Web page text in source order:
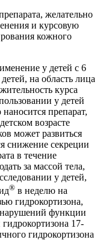
желательно
и курсовую
кожного
у детей с 6
на область лица
курса
у детей
препарат,
возрасте
может развиться
снижение секреции
в течение
за массой тела,
у детей,
® в неделю на
гидрокортизона,
функции
17-
гидрокортизона